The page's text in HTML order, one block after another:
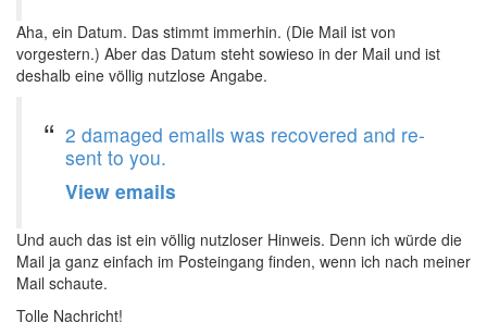
Aha, ein Datum. Das stimmt immerhin. (Die Mail ist von
vorgestern.) Aber das Datum steht sowieso in der Mail und ist
deshalb eine völlig nutzlose Angabe.
2 damaged emails was recovered and re-
sent to you.
View emails
Und auch das ist ein völlig nutzloser Hinweis. Denn ich würde die
Mail ja ganz einfach im Posteingang finden, wenn ich nach meiner
Mail schaute.
Tolle Nachricht!